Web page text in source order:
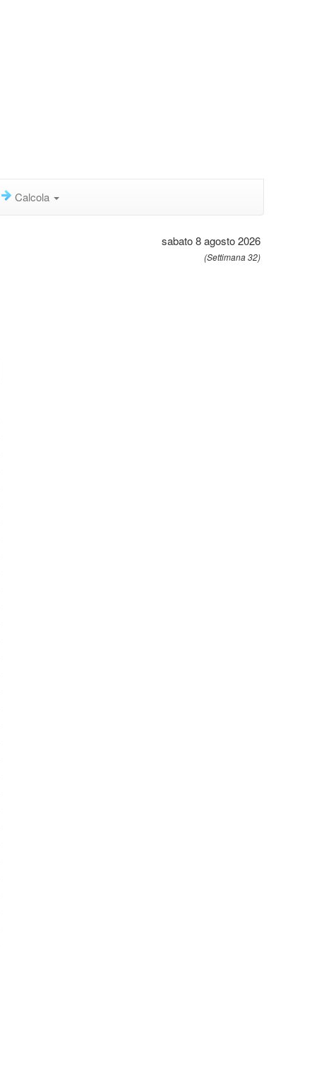
Calcola
sabato 8 agosto 2026
(Settimana 32)